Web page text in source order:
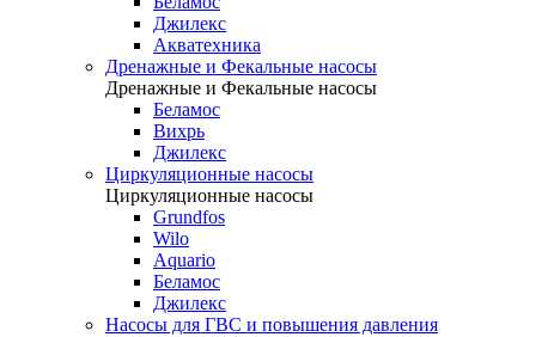
Джилекс
Акватехника
Дренажные и Фекальные насосы
Дренажные и Фекальные насосы
Беламос
Вихрь
Джилекс
Циркуляционные насосы
Циркуляционные насосы
Grundfos
Wilo
Aquario
Беламос
Джилекс
Насосы для ГВС и повышения давления